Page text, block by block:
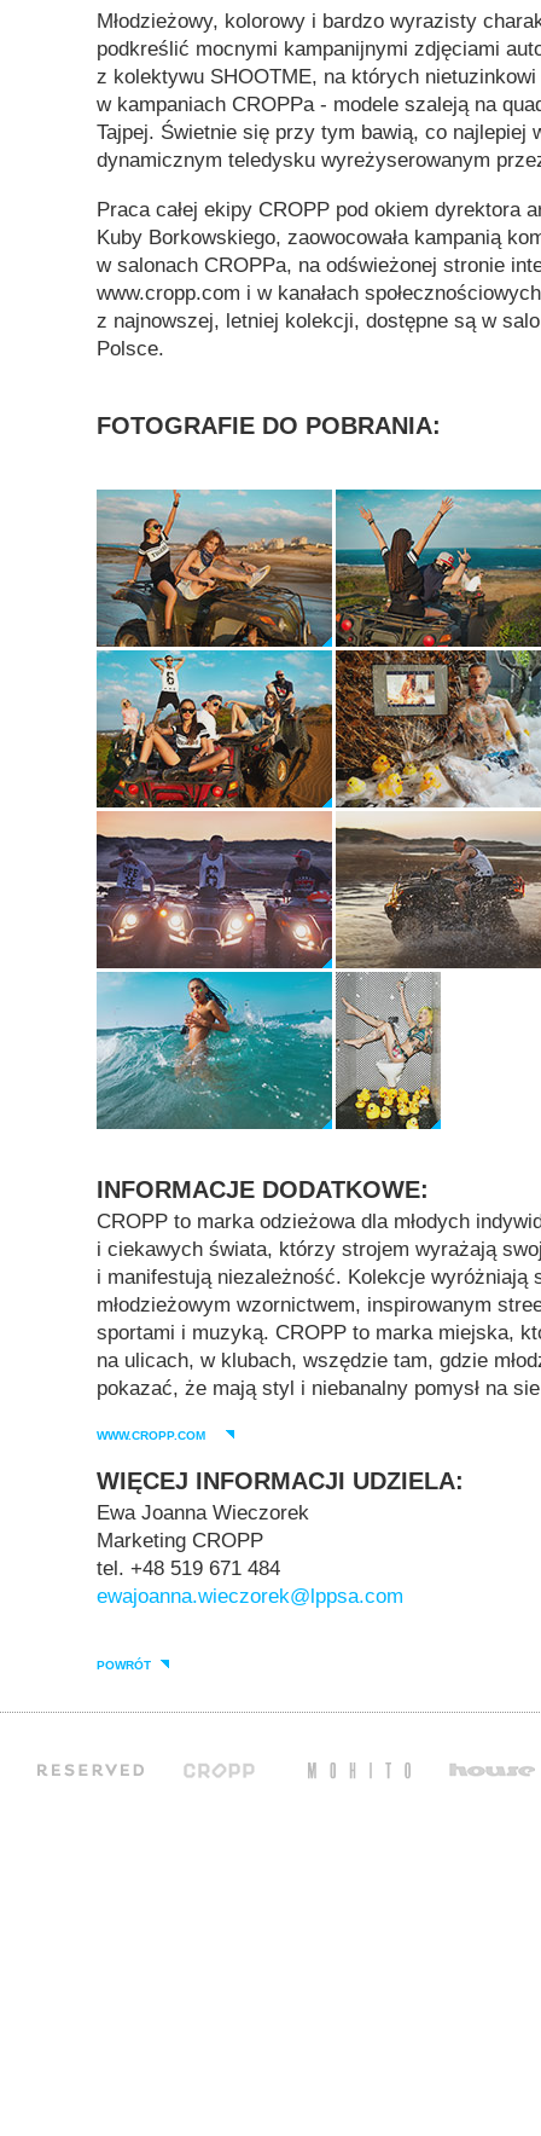
Młodzieżowy, kolorowy i bardzo wyrazisty
podkreślić mocnymi kampanijnymi zdjęciami
z kolektywu SHOOTME, na których
w kampaniach CROPPa - modele szaleją na
Tajpej. Świetnie się przy tym bawią, co najlepiej
dynamicznym teledysku wyreżyserowanym
Praca całej ekipy CROPP pod okiem dyrektora
Kuby Borkowskiego, zaowocowała kampanią
w salonach CROPPa, na odświeżonej stronie
www.cropp.com i w kanałach
z najnowszej, letniej kolekcji, dostępne są w
Polsce.
FOTOGRAFIE DO POBRANIA:
INFORMACJE DODATKOWE:
CROPP to marka odzieżowa dla młodych
i ciekawych świata, którzy strojem wyrażają
i manifestują niezależność. Kolekcje wyróżniają
młodzieżowym wzornictwem, inspirowanym
sportami i muzyką. CROPP to marka miejska,
na ulicach, w klubach, wszędzie tam, gdzie
pokazać, że mają styl i niebanalny pomysł na
WWW.CROPP.COM
WIĘCEJ INFORMACJI UDZIELA:
Ewa Joanna Wieczorek
Marketing CROPP
tel. +48 519 671 484
ewajoanna.wieczorek@lppsa.com
POWRÓT